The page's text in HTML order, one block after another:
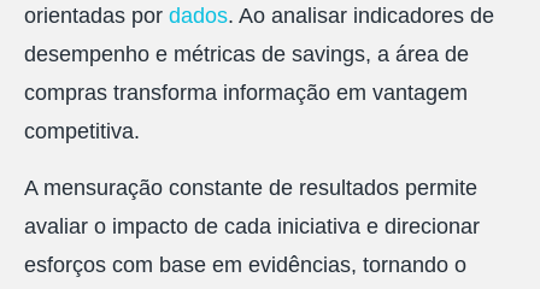
orientadas por dados. Ao analisar indicadores de
desempenho e métricas de savings, a área de
compras transforma informação em vantagem
competitiva.
A mensuração constante de resultados permite
avaliar o impacto de cada iniciativa e direcionar
esforços com base em evidências, tornando o